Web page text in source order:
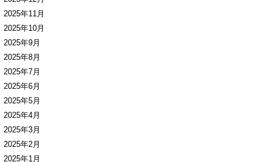
2025年11月
2025年10月
2025年9月
2025年8月
2025年7月
2025年6月
2025年5月
2025年4月
2025年3月
2025年2月
2025年1月